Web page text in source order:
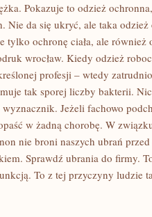
Pokazuje to odzież
da się ukryć, ale taka odzież
ochronę ciała, ale również
wrocław. Kiedy odzież
profesji – wtedy
tak sporej liczby bakterii.
Jeżeli fachowo
w żadną chorobę. W
nie broni naszych ubrań
Sprawdź ubrania do firmy.
To z tej przyczyny ludzie